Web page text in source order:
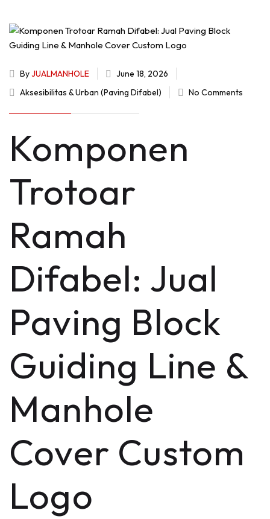
ByJUALMANHOLE
June 18, 2026
Aksesibilitas & Urban (Paving Difabel)
No Comments
Komponen
Trotoar
Ramah
Difabel: Jual
Paving Block
Guiding Line &
Manhole
Cover Custom
Logo